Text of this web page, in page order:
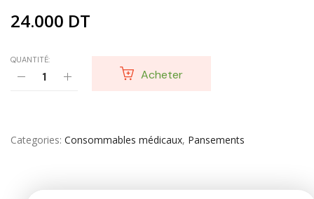
24.000 DT
QUANTITÉ:
Acheter
Categories Consommables médicaux, Pansements